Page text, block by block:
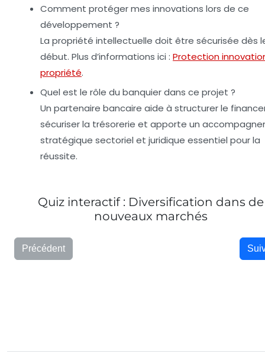
Comment protéger mes innovations lors de ce
développement ?
La propriété intellectuelle doit être sécurisée dès
début. Plus d’informations ici : Protection
propriété.
Quel est le rôle du banquier dans ce projet ?
Un partenaire bancaire aide à structurer le
sécuriser la trésorerie et apporte un
stratégique sectoriel et juridique essentiel pour la
réussite.
Quiz interactif : Diversification dans de
nouveaux marchés
Précédent